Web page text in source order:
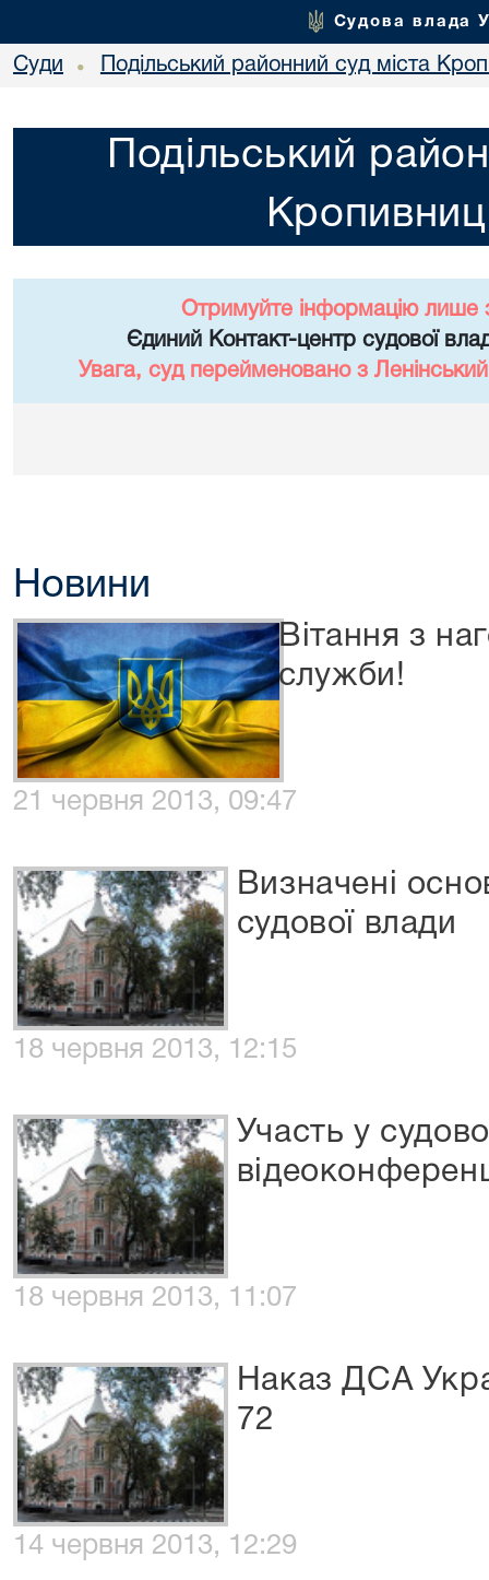
Судова влада
Суди • Подільський районний суд міста
Подільський
Отримуйте інформацію лише
Єдиний Контакт-центр судової
Увага, суд перейменовано з
Новини
Вітання з
служби!
21 червня 2013, 09:47
Визначені
судової влади
18 червня 2013, 12:15
Участь у
18 червня 2013, 11:07
Наказ ДСА
72
14 червня 2013, 12:29